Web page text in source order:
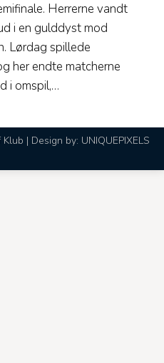
Herrerne vandt
i en gulddyst mod
Lørdag spillede
her endte matcherne
i omspil,…
| Design by: UNIQUEPIXELS